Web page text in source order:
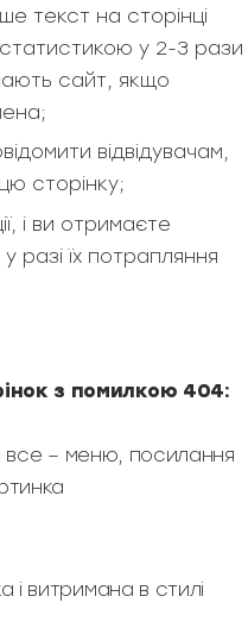
текст на сторінці
у 2-3 рази
сайт, якщо
відвідувачам,
сторінку;
і ви отримаєте
у разі їх потрапляння
з помилкою 404:
все – меню, посилання
і витримана в стилі